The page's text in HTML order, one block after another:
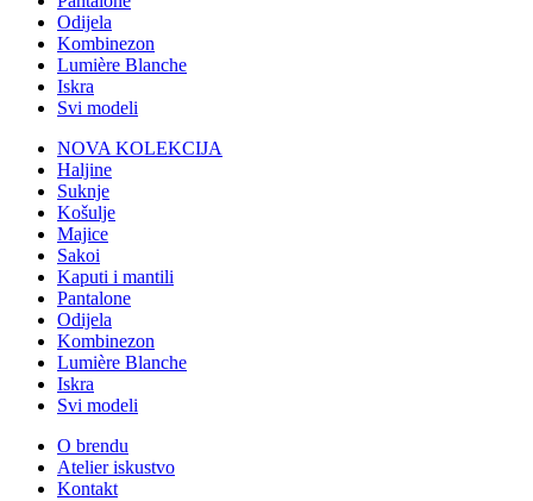
Odijela
Kombinezon
Lumière Blanche
Iskra
Svi modeli
NOVA KOLEKCIJA
Haljine
Suknje
Košulje
Majice
Sakoi
Kaputi i mantili
Pantalone
Odijela
Kombinezon
Lumière Blanche
Iskra
Svi modeli
O brendu
Atelier iskustvo
Kontakt